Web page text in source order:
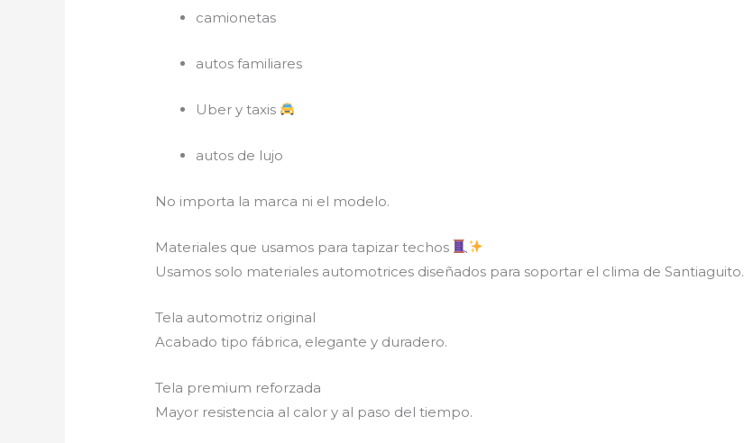
camionetas
autos familiares
Uber y taxis
autos de lujo
No importa la marca ni el modelo.
Materiales que usamos para tapizar techos
Usamos solo materiales automotrices diseñados para soportar el clima de Santiaguito.
Tela automotriz original
Acabado tipo fábrica, elegante y duradero.
Tela premium reforzada
Mayor resistencia al calor y al paso del tiempo.